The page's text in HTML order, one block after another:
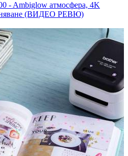
- Ambiglow атмосфера, 4K
(ВИДЕО РЕВЮ)